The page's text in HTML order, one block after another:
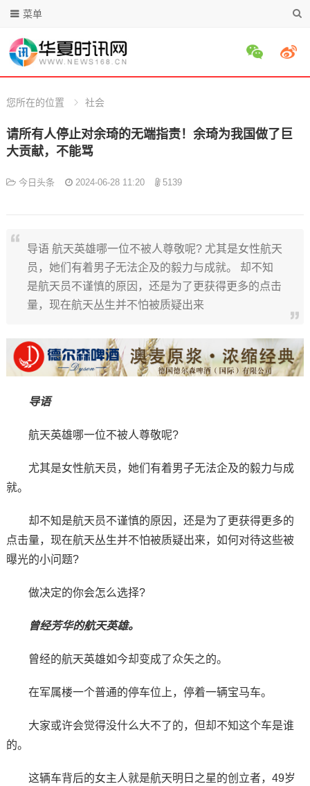
菜单
您所在的位置 社会
请所有人停止对余琦的无端指责！余琦为我国做了巨
大贡献，不能骂
今日头条 2024-06-28 11:20 5139
导语 航天英雄哪一位不被人尊敬呢? 尤其是女性航天
员，她们有着男子无法企及的毅力与成就。 却不知
是航天员不谨慎的原因，还是为了更获得更多的点击
量，现在航天丛生并不怕被质疑出来
导语
航天英雄哪一位不被人尊敬呢?
尤其是女性航天员，她们有着男子无法企及的毅力与成
就。
却不知是航天员不谨慎的原因，还是为了更获得更多的
点击量，现在航天丛生并不怕被质疑出来，如何对待这些被
曝光的小问题?
做决定的你会怎么选择?
曾经芳华的航天英雄。
曾经的航天英雄如今却变成了众矢之的。
在军属楼一个普通的停车位上，停着一辆宝马车。
大家或许会觉得没什么大不了的，但却不知这个车是谁
的。
这辆车背后的女主人就是航天明日之星的创立者，49岁